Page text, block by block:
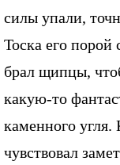
силы упали,
Тоска его порой
брал щипцы,
какую-то
каменного угля.
чувствовал